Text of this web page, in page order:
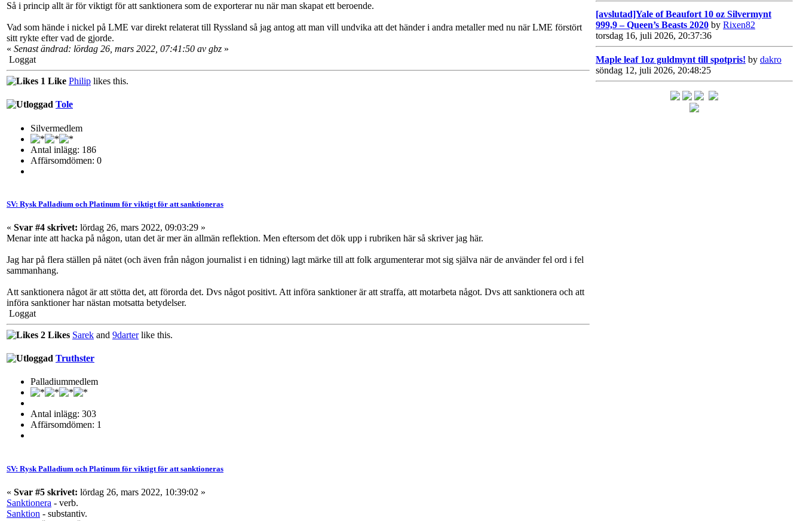
Så i princip allt är för viktigt för att sanktionera som de exporterar nu när man skapat ett beroende.
Vad som hände i nickel på LME var direkt relaterat till Ryssland så jag antog att man vill undvika att det händer i andra metaller med nu när LME förstört
sitt rykte efter vad de gjorde.
« Senast ändrad: lördag 26, mars 2022, 07:41:50 av gbz »
Loggat
1 Like Philip likes this.
Tole
Silvermedlem
Antal inlägg: 186
Affärsomdömen: 0
SV: Rysk Palladium och Platinum för viktigt för att sanktioneras
« Svar #4 skrivet: lördag 26, mars 2022, 09:03:29 »
Menar inte att hacka på någon, utan det är mer än allmän reflektion. Men eftersom det dök upp i rubriken här så skriver jag här.
Jag har på flera ställen på nätet (och även från någon journalist i en tidning) lagt märke till att folk argumenterar mot sig själva när de använder fel ord i fel
sammanhang.
Att sanktionera något är att stötta det, att förorda det. Dvs något positivt. Att införa sanktioner är att straffa, att motarbeta något. Dvs att sanktionera och att
införa sanktioner har nästan motsatta betydelser.
Loggat
2 Likes Sarek and 9darterlike this.
Truthster
Palladiummedlem
Antal inlägg: 303
Affärsomdömen: 1
SV: Rysk Palladium och Platinum för viktigt för att sanktioneras
« Svar #5 skrivet: lördag 26, mars 2022, 10:39:02 »
Sanktionera - verb.
Sanktion - substantiv.
[avslutad]Yale of Beaufort 10 oz Silvermynt
999,9 – Queen’s Beasts 2020 by Rixen82
torsdag 16, juli 2026, 20:37:36
Maple leaf 1oz guldmynt till spotpris! by dakro
söndag 12, juli 2026, 20:48:25